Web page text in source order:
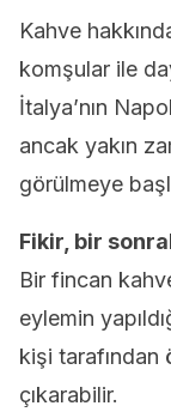
Kahve
komşular ile
İtalya’nın
ancak yakın
görülmeye
Fikir, bir
Bir fincan
eylemin
kişi tarafından
çıkarabilir.